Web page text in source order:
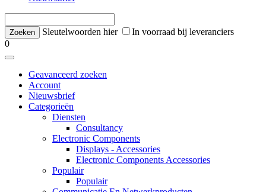
Sleutelwoorden hier
In voorraad bij leveranciers
0
Geavanceerd zoeken
Account
Nieuwsbrief
Categorieën
Diensten
Consultancy
Electronic Components
Displays - Accessories
Electronic Components Accessories
Populair
Populair